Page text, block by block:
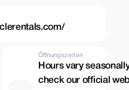
Öffnungszeiten
Hours vary
check our official